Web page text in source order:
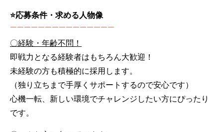
⭐応募条件・求める人物像
￣￣￣￣￣￣￣￣￣￣￣￣￣￣￣
〇経験・年齢不問！
即戦力となる経験者はもちろん大歓迎！
未経験の方も積極的に採用します。
（独り立ちまで手厚くサポートするので安心です）
心機一転、新しい環境でチャレンジしたい方にぴったり
です。